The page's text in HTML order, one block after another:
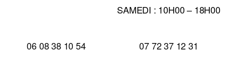
06 08 38 10 54
SAMEDI : 10H00 – 18H00
07 72 37 12 31